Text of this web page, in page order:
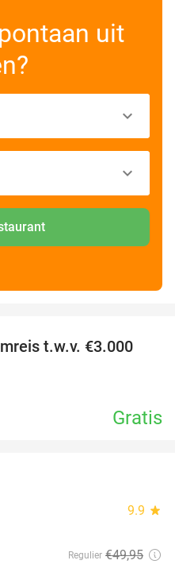
uit
t.w.v. €3.000
Gratis
9.9 star
Regulier €49,95